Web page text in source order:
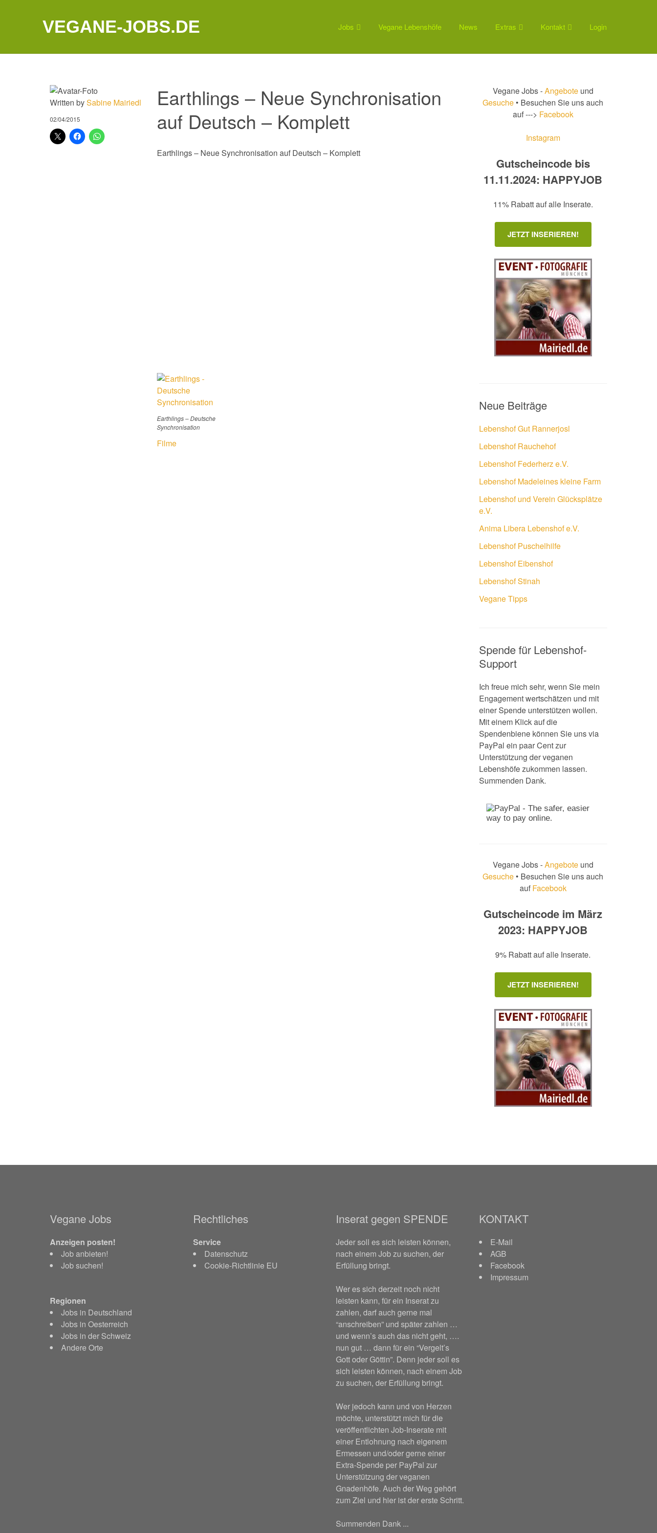
VEGANE-JOBS.DE Jobs Vegane Lebenshöfe News Extras Kontakt Login
Written bySabine Mairiedl
02/04/2015
Earthlings – Neue Synchronisation
auf Deutsch – Komplett
Earthlings – Neue Synchronisation auf Deutsch – Komplett
Earthlings – Deutsche
Synchronisation
Filme
Vegane Jobs -Angebote und
Gesuche • Besuchen Sie uns auch
auf ---> Facebook
Instagram
Gutscheincode bis
11.11.2024: HAPPYJOB
11% Rabatt auf alle Inserate.
JETZT INSERIEREN!
Neue Beiträge
Lebenshof Gut Rannerjosl
Lebenshof Rauchehof
Lebenshof Federherz e.V.
Lebenshof Madeleines kleine Farm
Lebenshof und Verein Glücksplätze
e.V.
Anima Libera Lebenshof e.V.
Lebenshof Puschelhilfe
Lebenshof Eibenshof
Lebenshof Stinah
Vegane Tipps
Spende für Lebenshof-
Support
Ich freue mich sehr, wenn Sie mein
Engagement wertschätzen und mit
einer Spende unterstützen wollen.
Mit einem Klick auf die
Spendenbiene können Sie uns via
PayPal ein paar Cent zur
Unterstützung der veganen
Lebenshöfe zukommen lassen.
Summenden Dank.
Vegane Jobs -Angebote und
Gesuche • Besuchen Sie uns auch
auf Facebook
Gutscheincode im März
2023: HAPPYJOB
9% Rabatt auf alle Inserate.
JETZT INSERIEREN!
Vegane Jobs
Anzeigen posten!
Job anbieten!
Job suchen!
Regionen
Jobs in Deutschland
Jobs in Oesterreich
Jobs in der Schweiz
Andere Orte
Rechtliches
Service
Datenschutz
Cookie-Richtlinie EU
Inserat gegen SPENDE
Jeder soll es sich leisten können,
nach einem Job zu suchen, der
Erfüllung bringt.
Wer es sich derzeit noch nicht
leisten kann, für ein Inserat zu
zahlen, darf auch gerne mal
“anschreiben” und später zahlen …
und wenn’s auch das nicht geht, ….
nun gut … dann für ein “Vergelt’s
Gott oder Göttin”. Denn jeder soll es
sich leisten können, nach einem Job
zu suchen, der Erfüllung bringt.
Wer jedoch kann und von Herzen
möchte, unterstützt mich für die
veröffentlichten Job-Inserate mit
einer Entlohnung nach eigenem
Ermessen und/oder gerne einer
Extra-Spende per PayPal zur
Unterstützung der veganen
Gnadenhöfe. Auch der Weg gehört
zum Ziel und hier ist der erste Schritt.
Summenden Dank ...
KONTAKT
E-Mail
AGB
Facebook
Impressum